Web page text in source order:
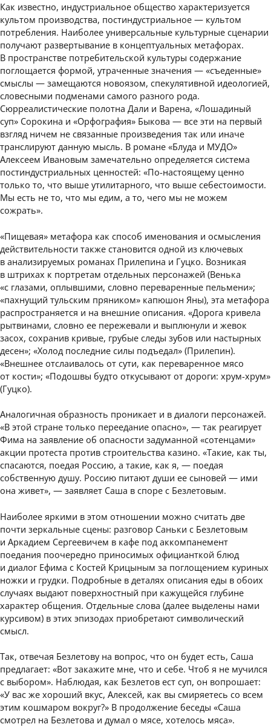
Как известно, индустриальное общество характеризуется
культом производства, постиндустриальное — культом
потребления. Наиболее универсальные культурные сценарии
получают развертывание в концептуальных метафорах.
В пространстве потребительской культуры содержание
поглощается формой, утраченные значения — «съеденные»
смыслы — замещаются новоязом, спекулятивной идеологией,
словесными подменами самого разного рода.
Сюрреалистические полотна Дали и Варена, «Лошадиный
суп» Сорокина и «Орфография» Быкова — все эти на первый
взгляд ничем не связанные произведения так или иначе
транслируют данную мысль. В романе «Блуда и МУДО»
Алексеем Ивановым замечательно определяется система
постиндустриальных ценностей: «По-настоящему ценно
только то, что выше утилитарного, что выше себестоимости.
Мы есть не то, что мы едим, а то, чего мы не можем
сожрать».
«Пищевая» метафора как способ именования и осмысления
действительности также становится одной из ключевых
в анализируемых романах Прилепина и Гуцко. Возникая
в штрихах к портретам отдельных персонажей (Венька
«с глазами, оплывшими, словно переваренные пельмени»;
«пахнущий тульским пряником» капюшон Яны), эта метафора
распространяется и на внешние описания. «Дорога кривела
рытвинами, словно ее пережевали и выплюнули и жевок
засох, сохранив кривые, грубые следы зубов или настырных
десен»; «Холод последние силы подъедал» (Прилепин).
«Внешнее отслаивалось от сути, как переваренное мясо
от кости»; «Подошвы будто откусывают от дороги: хрум-хрум»
(Гуцко).
Аналогичная образность проникает и в диалоги персонажей.
«В этой стране только переедание опасно», — так реагирует
Фима на заявление об опасности задуманной «сотенцами»
акции протеста против строительства казино. «Такие, как ты,
спасаются, поедая Россию, а такие, как я, — поедая
собственную душу. Россию питают души ее сыновей — ими
она живет», — заявляет Саша в споре с Безлетовым.
Наиболее яркими в этом отношении можно считать две
почти зеркальные сцены: разговор Саньки с Безлетовым
и Аркадием Сергеевичем в кафе под аккомпанемент
поедания поочередно приносимых официанткой блюд
и диалог Ефима с Костей Крицыным за поглощением куриных
ножки и грудки. Подробные в деталях описания еды в обоих
случаях выдают поверхностный при кажущейся глубине
характер общения. Отдельные слова (далее выделены нами
курсивом) в этих эпизодах приобретают символический
смысл.
Так, отвечая Безлетову на вопрос, чтo он будет есть, Саша
предлагает: «Вот закажите мне, что и себе. Чтоб я не мучился
с выбором». Наблюдая, как Безлетов ест суп, он вопрошает:
«У вас же хороший вкус, Алексей, как вы смиряетесь со всем
этим кошмаром вокруг?» В продолжение беседы «Саша
смотрел на Безлетова и думал о мясе, хотелось мяса».